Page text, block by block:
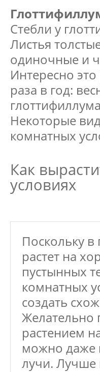
Стебли у
Листья
одиночные и
Интересно
раза в год:
Некоторые
комнатных
Как
условиях
Поскольку
растет на
пустынных
комнатных
создать
Желательно
растением
можно даже
лучи. Лучше